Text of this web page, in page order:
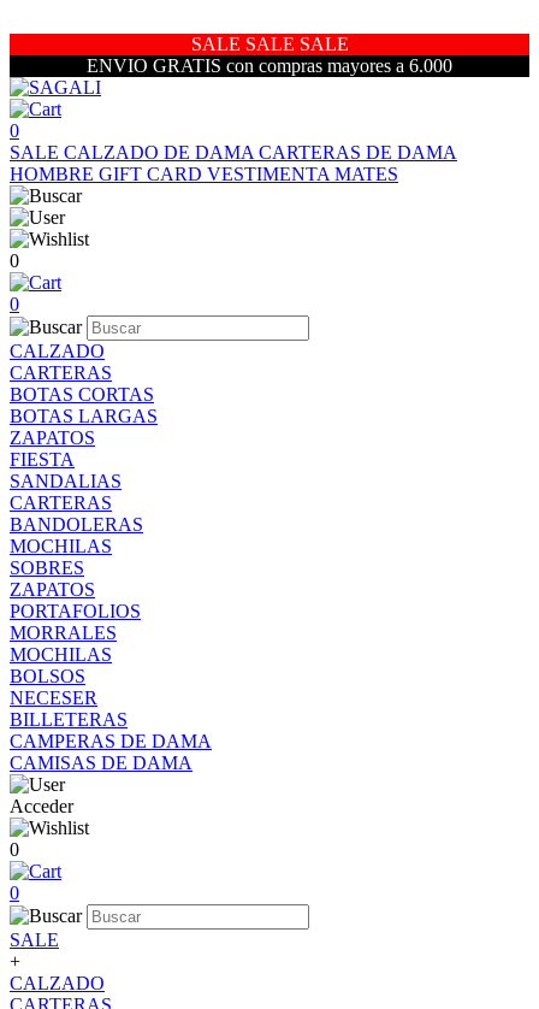
SALE SALE SALE
ENVIO GRATIS con compras mayores a 6.000
0
SALE CALZADO DE DAMA CARTERAS DE DAMA
HOMBRE GIFT CARD VESTIMENTA MATES
0
0
CALZADO
CARTERAS
BOTAS CORTAS
BOTAS LARGAS
ZAPATOS
FIESTA
SANDALIAS
CARTERAS
BANDOLERAS
MOCHILAS
SOBRES
ZAPATOS
PORTAFOLIOS
MORRALES
MOCHILAS
BOLSOS
NECESER
BILLETERAS
CAMPERAS DE DAMA
CAMISAS DE DAMA
Acceder
0
0
SALE
+
CALZADO
CARTERAS